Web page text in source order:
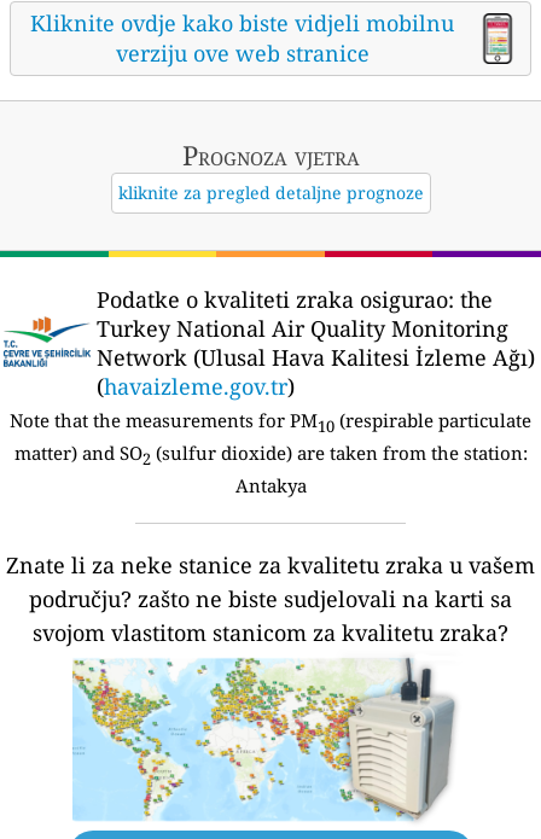
Kliknite ovdje kako biste vidjeli mobilnu
verziju ove web stranice
Prognoza vjetra
kliknite za pregled detaljne prognoze
Podatke o kvaliteti zraka osigurao: the
Turkey National Air Quality Monitoring
Network (Ulusal Hava Kalitesi İzleme Ağı)
(havaizleme.gov.tr)
Note that the measurements for PM10 (respirable particulate
matter) and SO2 (sulfur dioxide) are taken from the station:
Antakya
Znate li za neke stanice za kvalitetu zraka u vašem
području? zašto ne biste sudjelovali na karti sa
svojom vlastitom stanicom za kvalitetu zraka?